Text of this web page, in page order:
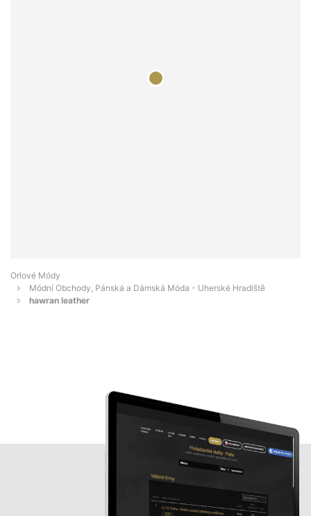
Orlové Módy
Módní Obchody, Pánská a Dámská Móda - Uherské Hradiště
hawran leather